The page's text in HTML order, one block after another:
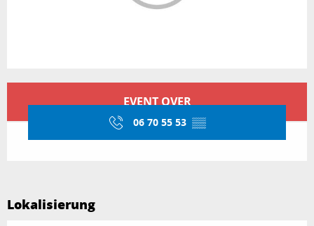
EVENT OVER
06 70 55 53 ▒▒
Lokalisierung